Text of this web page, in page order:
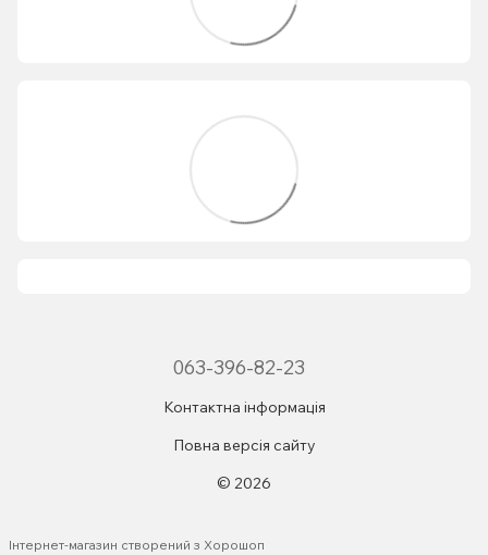
063-396-82-23
Контактна інформація
Повна версія сайту
© 2026
Інтернет-магазин створений з Хорошоп